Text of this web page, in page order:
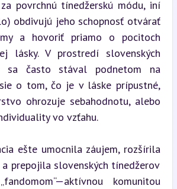
povrchnú tínedžerskú módu, iní
obdivujú jeho schopnosť otvárať
a hovoriť priamo o pocitoch
lásky. V prostredí slovenských
sa často stával podnetom na
o tom, čo je v láske prípustné,
ohrozuje sebahodnotu, alebo
vo vzťahu.
ešte umocnila záujem, rozšírila
a prepojila slovenských tínedžerov
komunitou